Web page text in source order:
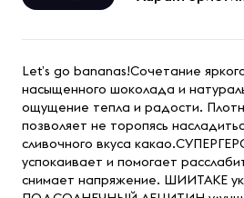
Let’s go bananas!Сочетание
насыщенного шоколада и
ощущение тепла и радости.
позволяет не торопясь
сливочного вкуса
успокаивает и помогает
снимает напряжение. ШИИТАКЕ